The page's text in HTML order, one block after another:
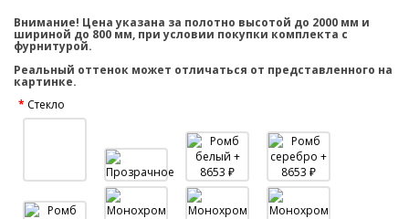
Внимание! Цена указана за полотно высотой до 2000 мм и
шириной до 800 мм, при условии покупки комплекта с
фурнитурой.
Реальный оттенок может отличаться от представленного на
картинке.
Стекло